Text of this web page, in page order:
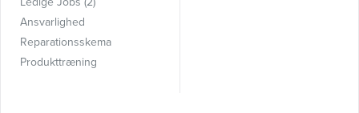
Ansvarlighed
Reparationsskema
Produkttræning